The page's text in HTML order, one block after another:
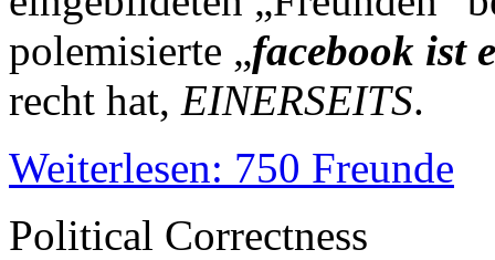
polemisierte „facebook ist
recht hat, EINERSEITS.
Weiterlesen: 750 Freunde
Political Correctness